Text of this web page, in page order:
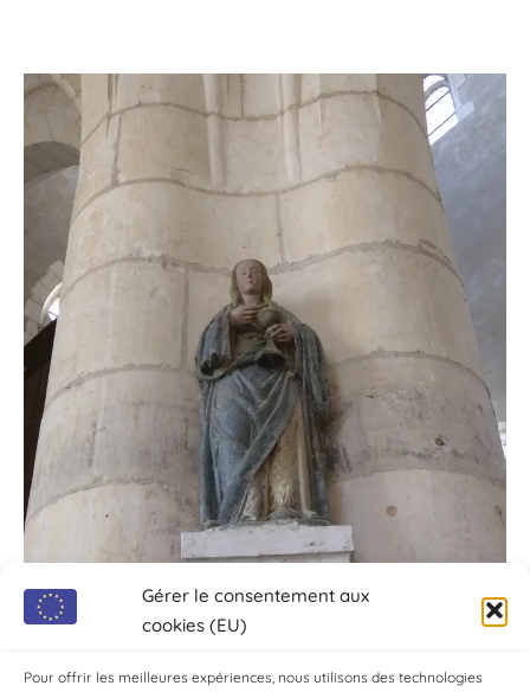
Gérer le consentement aux
cookies (EU)
Pour offrir les meilleures expériences, nous utilisons des technologies